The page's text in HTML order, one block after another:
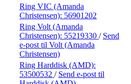
Ring VIC (Amanda
Christensen): 56901202
Ring Volt (Amanda
Christensen): 55219330 / Send
e-post til Volt (Amanda
Christensen)
Ring Harddisk (AMD):
53500532 / Send e-post til